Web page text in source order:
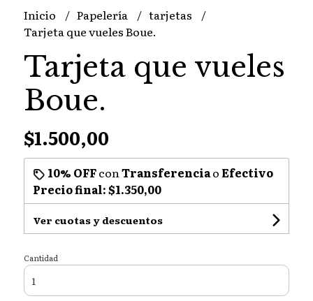
Inicio Papelería
tarjetas
Tarjeta que vueles Boue.
Tarjeta que vueles
Boue.
$1.500,00
10% OFFconTransferenciao Efectivo
Precio final:$1.350,00
Ver cuotas y descuentos
Cantidad